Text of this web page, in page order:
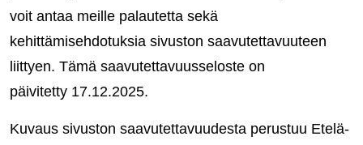
voit antaa meille palautetta sekä
kehittämisehdotuksia sivuston saavutettavuuteen
liittyen. Tämä saavutettavuusseloste on
päivitetty 17.12.2025.
Kuvaus sivuston saavutettavuudesta perustuu Etelä-